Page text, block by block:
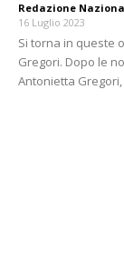
Redazione
16 Luglio 2023
Si torna in queste
Gregori. Dopo le
Antonietta